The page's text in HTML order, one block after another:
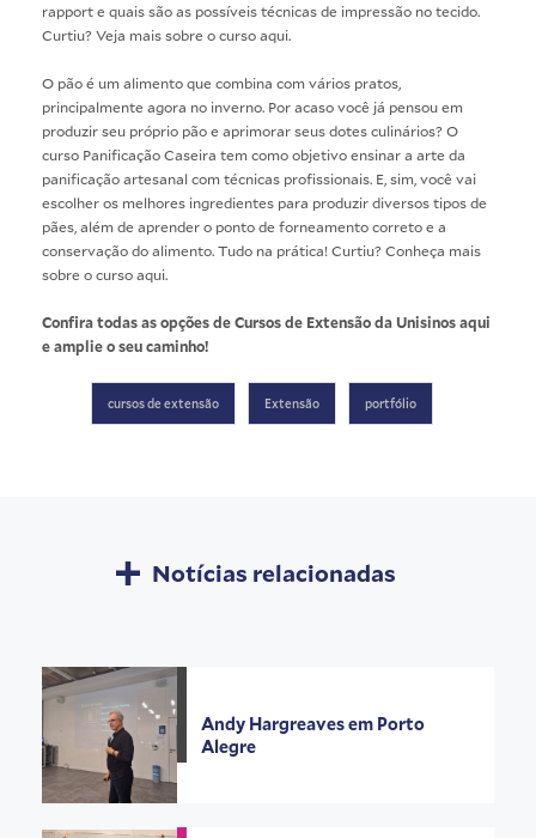
rapport e quais são as possíveis técnicas de impressão no tecido.
Curtiu? Veja mais sobre o cursoaqui.
O pão é um alimento que combina com vários pratos,
principalmente agora no inverno. Por acaso você já pensou em
produzir seu próprio pão e aprimorar seus dotes culinários? O
curso Panificação Caseira tem como objetivo ensinar a arte da
panificação artesanal com técnicas profissionais. E, sim, você vai
escolher os melhores ingredientes para produzir diversos tipos de
pães, além de aprender o ponto de forneamento correto e a
conservação do alimento. Tudo na prática! Curtiu? Conheça mais
sobre o cursoaqui.
Confira todas as opções de Cursos de Extensão da Unisinosaqui
e amplie o seu caminho!
cursos de extensão Extensão portfólio
Notícias relacionadas
Andy Hargreaves em Porto
Alegre